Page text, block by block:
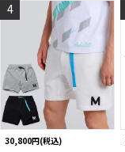
4
30,800円(税込)